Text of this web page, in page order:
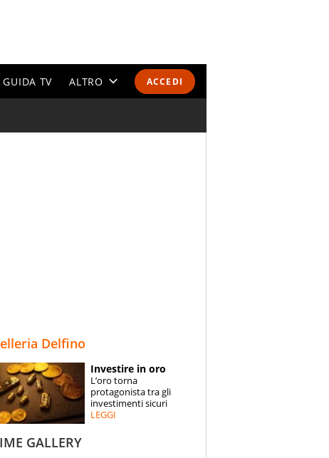
ACCEDI
GUIDA TV ALTRO
ESPERTI
CONTATTI
Delfino
Investire in oro
L’oro torna
protagonista tra gli
investimenti sicuri
LEGGI
GALLERY